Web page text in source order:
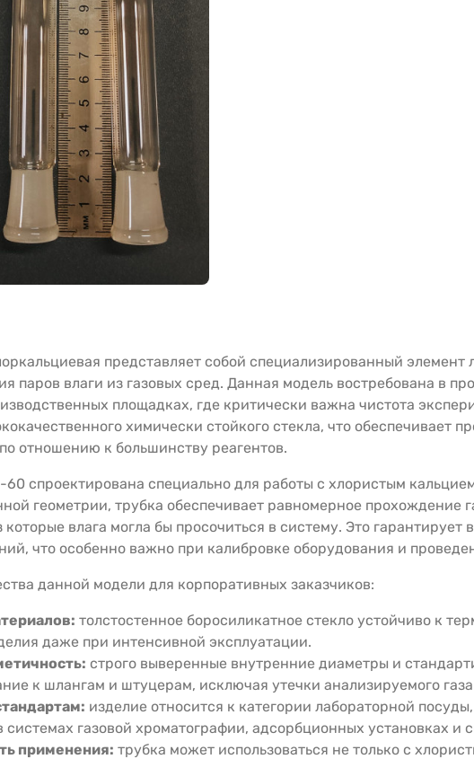
представляет собой специализированный
паров влаги из газовых сред. Данная модель востребована в
площадках, где критически важна чистота
химически стойкого стекла, что обеспечивает
отношению к большинству реагентов.
спроектирована специально для работы с хлористым
геометрии, трубка обеспечивает равномерное прохождение
которые влага могла бы просочиться в систему. Это
что особенно важно при калибровке оборудования и
данной модели для корпоративных заказчиков:
толстостенное боросиликатное стекло устойчиво к
даже при интенсивной эксплуатации.
строго выверенные внутренние диаметры и
к шлангам и штуцерам, исключая утечки анализируемого
изделие относится к категории лабораторной
системах газовой хроматографии, адсорбционных установках и
применения: трубка может использоваться не только с